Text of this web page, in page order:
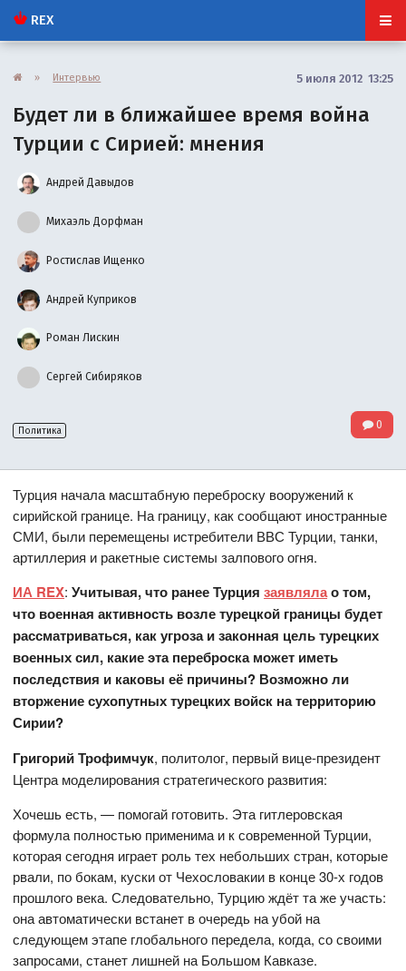
REX
» Интервью 5 июля 2012 13:25
Будет ли в ближайшее время война
Турции с Сирией: мнения
Андрей Давыдов
Михаэль Дорфман
Ростислав Ищенко
Андрей Куприков
Роман Лискин
Сергей Сибиряков
Политика 0
Турция начала масштабную переброску вооружений к
сирийской границе. На границу, как сообщают иностранные
СМИ, были перемещены истребители ВВС Турции, танки,
артиллерия и ракетные системы залпового огня.
ИА REX:Учитывая, что ранее Турциязаявлялао том,
что военная активность возле турецкой границы будет
рассматриваться, как угроза и законная цель турецких
военных сил, какие эта переброска может иметь
последствия и каковы её причины? Возможно ли
вторжение сухопутных турецких войск на территорию
Сирии?
Григорий Трофимчук, политолог, первый вице-президент
Центра моделирования стратегического развития:
Хочешь есть, — помогай готовить. Эта гитлеровская
формула полностью применима и к современной Турции,
которая сегодня играет роль тех небольших стран, которые
рвали, по бокам, куски от Чехословакии в конце 30-х годов
прошлого века. Следовательно, Турцию ждёт та же участь:
она автоматически встанет в очередь на убой на
следующем этапе глобального передела, когда, со своими
запросами, станет лишней на Большом Кавказе.